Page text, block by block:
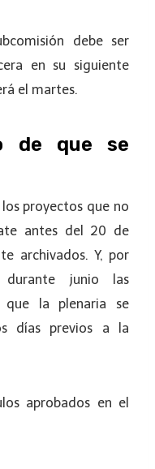
debe ser
en su siguiente
el martes.
de que se
proyectos que no
antes del 20 de
archivados. Y, por
durante junio las
que la plenaria se
días previos a la
aprobados en el